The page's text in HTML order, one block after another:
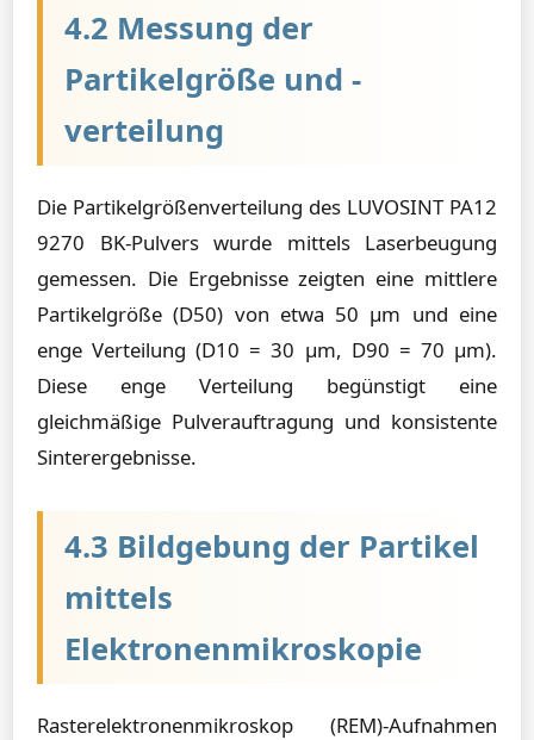
4.2 Messung der
Partikelgröße und -
verteilung
Die Partikelgrößenverteilung des LUVOSINT PA12
9270 BK-Pulvers wurde mittels Laserbeugung
gemessen. Die Ergebnisse zeigten eine mittlere
Partikelgröße (D50) von etwa 50 µm und eine
enge Verteilung (D10 = 30 µm, D90 = 70 µm).
Diese enge Verteilung begünstigt eine
gleichmäßige Pulverauftragung und konsistente
Sinterergebnisse.
4.3 Bildgebung der Partikel
mittels
Elektronenmikroskopie
Rasterelektronenmikroskop (REM)-Aufnahmen